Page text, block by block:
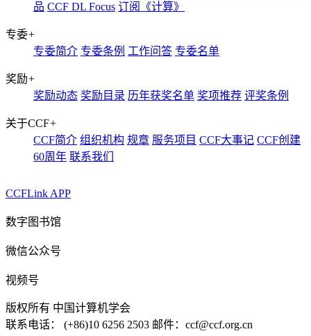
品 CCF DL Focus 订阅《计算》
专委+
专委简介 专委条例 工作问答 专委名单
奖励+
奖励动态 奖励目录 历年获奖名单 奖项推荐 评奖条例
关于CCF+
CCF简介 组织机构 规章 服务项目 CCF大事记 CCF创建
60周年 联系我们
CCFLink APP
数字图书馆
微信公众号
视频号
版权所有 中国计算机学会
联系电话： (+86)10 6256 2503 邮件：ccf@ccf.org.cn